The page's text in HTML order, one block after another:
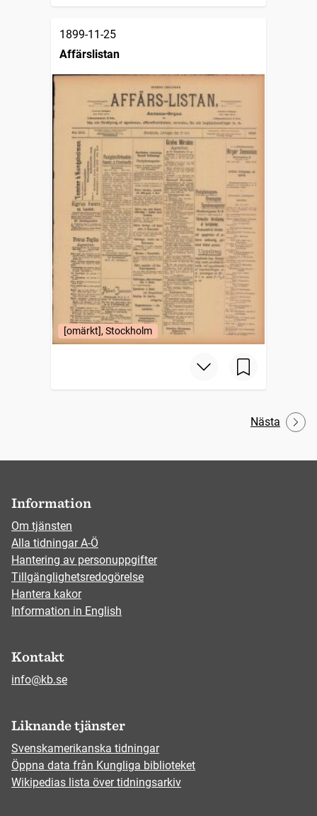
1899-11-25
Affärslistan
[omärkt], Stockholm
Nästa
Information
Om tjänsten
Alla tidningar A-Ö
Hantering av personuppgifter
Tillgänglighetsredogörelse
Hantera kakor
Information in English
Kontakt
info@kb.se
Liknande tjänster
Svenskamerikanska tidningar
Öppna data från Kungliga biblioteket
Wikipedias lista över tidningsarkiv